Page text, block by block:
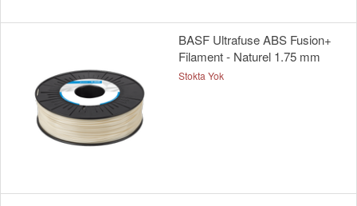
BASF Ultrafuse ABS Fusion+
Filament - Naturel 1.75 mm
Stokta Yok